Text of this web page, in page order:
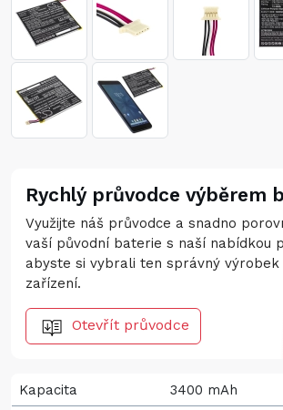
Rychlý průvodce výběrem
Využijte náš průvodce a snadno
vaší původní baterie s naší nabídkou
abyste si vybrali ten správný výrobek
zařízení.
Otevřít průvodce
Kapacita
3400 mAh